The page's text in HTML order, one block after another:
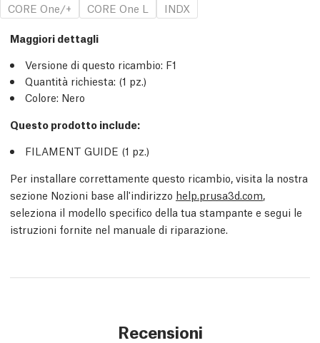
CORE One/+
CORE One L INDX
Maggiori dettagli
Versione di questo ricambio: F1
Quantità richiesta: (1 pz.)
Colore: Nero
Questo prodotto include:
FILAMENT GUIDE (1 pz.)
Per installare correttamente questo ricambio, visita la nostra
sezione Nozioni base all'indirizzo help.prusa3d.com,
seleziona il modello specifico della tua stampante e segui le
istruzioni fornite nel manuale di riparazione.
Recensioni